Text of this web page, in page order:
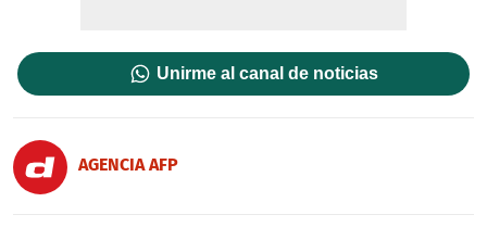
Unirme al canal de noticias
AGENCIA AFP